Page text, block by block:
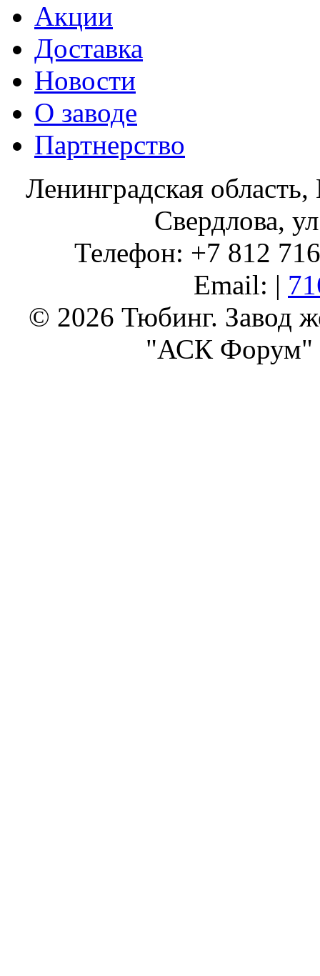
Акции
Доставка
Новости
О заводе
Партнерство
Ленинградская
Свердлова,
Телефон: +7 812
Email: |
© 2026 Тюбинг. Завод
"АСК Форум"